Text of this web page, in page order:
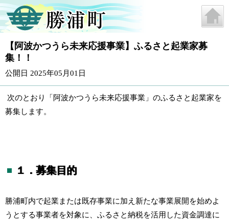
【阿波かつうら未来応援事業】ふるさと起業家募
集！！
公開日 2025年05月01日
次のとおり「阿波かつうら未来応援事業」のふるさと起業家を
募集します。
１．募集目的
勝浦町内で起業または既存事業に加え新たな事業展開を始めよ
うとする事業者を対象に、ふるさと納税を活用した資金調達に